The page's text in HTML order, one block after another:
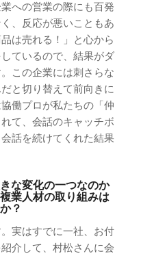
への営業の際にも百発
、反応が悪いこともあ
は売れる！」と心から
ているので、結果がダ
この企業には刺さらな
と切り替えて前向きに
働プロが私たちの「仲
て、会話のキャッチボ
話を続けてくれた結果
な変化の一つなのか
業人材の取り組みは
？
実はすでに一社、お付
介して、村松さんに会